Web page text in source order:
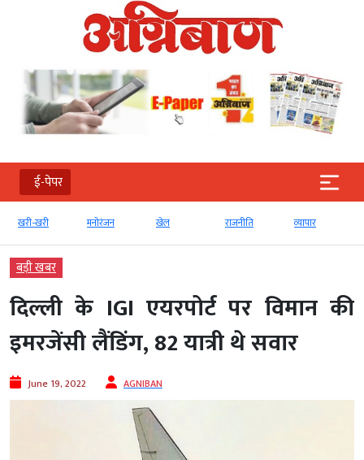
ई-पेपर
खरी-खरी मनोरंजन खेल राजनीति व्‍यापार
बड़ी खबर
दिल्ली के IGI एयरपोर्ट पर विमान की
इमरजेंसी लैंडिंग, 82 यात्री थे सवार
June 19, 2022 AGNIBAN